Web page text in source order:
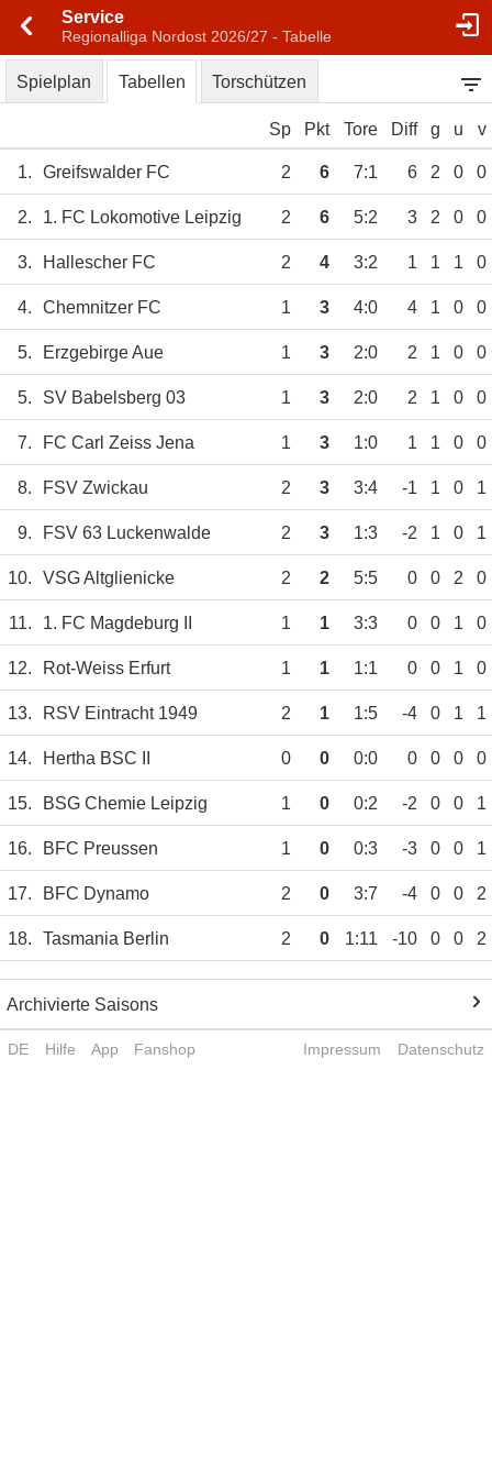
Service
Regionalliga Nordost 2026/27 - Tabelle
Spielplan Tabellen Torschützen
Sp Pkt Tore Diff g u v
1. Greifswalder FC 2 6 7:1 6 2 0 0
2. 1. FC Lokomotive Leipzig 2 6 5:2 3 2 0 0
3. Hallescher FC 2 4 3:2 1 1 1 0
4. Chemnitzer FC 1 3 4:0 4 1 0 0
5. Erzgebirge Aue 1 3 2:0 2 1 0 0
5. SV Babelsberg 03 1 3 2:0 2 1 0 0
7. FC Carl Zeiss Jena 1 3 1:0 1 1 0 0
8. FSV Zwickau 2 3 3:4 -1 1 0 1
9. FSV 63 Luckenwalde 2 3 1:3 -2 1 0 1
10. VSG Altglienicke 2 2 5:5 0 0 2 0
11. 1. FC Magdeburg II 1 1 3:3 0 0 1 0
12. Rot-Weiss Erfurt 1 1 1:1 0 0 1 0
13. RSV Eintracht 1949 2 1 1:5 -4 0 1 1
14. Hertha BSC II 0 0 0:0 0 0 0 0
15. BSG Chemie Leipzig 1 0 0:2 -2 0 0 1
16. BFC Preussen 1 0 0:3 -3 0 0 1
17. BFC Dynamo 2 0 3:7 -4 0 0 2
18. Tasmania Berlin 2 0 1:11 -10 0 0 2
Archivierte Saisons
DE Hilfe App Fanshop Impressum Datenschutz